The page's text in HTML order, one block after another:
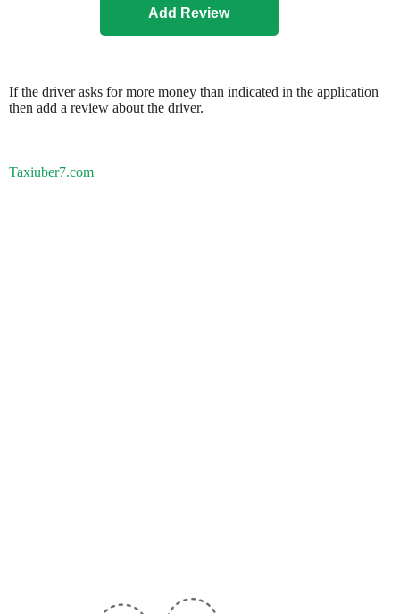
If the driver asks for more money than indicated in the application
then add a review about the driver.
Taxiuber7.com